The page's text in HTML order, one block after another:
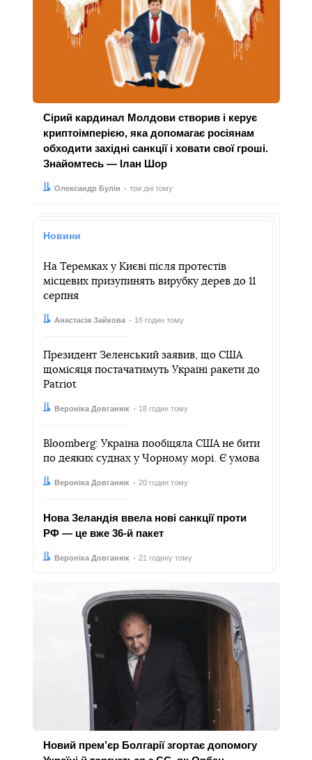
Сірий кардинал Молдови створив і керує
криптоімперією, яка допомагає росіянам
обходити західні санкції і ховати свої гроші.
Знайомтесь — Ілан Шор
Автор:
Олександр Булін
Дата: три дні тому
Новини
На Теремках у Києві після протестів
місцевих призупинять вирубку дерев до 11
серпня
Автор:Анастасія Зайкова
Дата: 16 годин тому
Президент Зеленський заявив, що США
щомісяця постачатимуть Україні ракети до
Patriot
Автор:
Вероніка Довганюк
Дата: 18 годин тому
Bloomberg: Україна пообіцяла США не бити
по деяких суднах у Чорному морі. Є умова
Автор:
Вероніка Довганюк
Дата: 20 годин тому
Нова Зеландія ввела нові санкції проти
РФ — це вже 36-й пакет
Автор:
Вероніка Довганюк
Дата: 21 годину тому
Новий прем’єр Болгарії згортає допомогу